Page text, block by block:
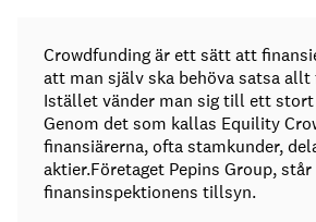
Crowdfunding är ett sätt att
att man själv ska behöva satsa
Istället vänder man sig till ett
Genom det som kallas Equility
finansiärerna, ofta stamkunder,
aktier.Företaget Pepins Group,
finansinspektionens tillsyn.